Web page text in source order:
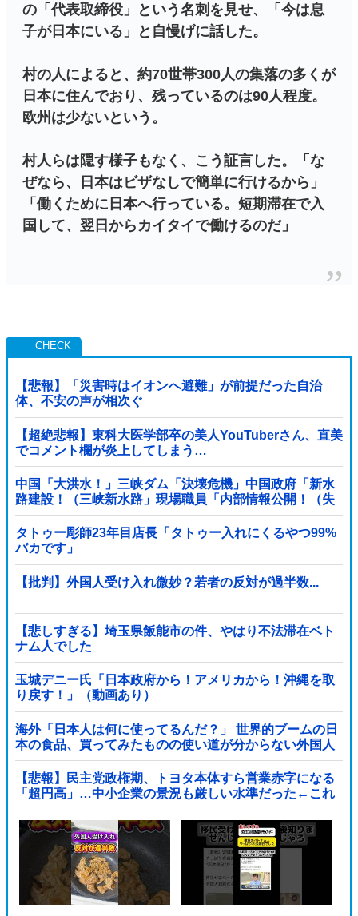
の「代表取締役」という名刺を見せ、「今は息
子が日本にいる」と自慢げに話した。
村の人によると、約70世帯300人の集落の多くが
日本に住んでおり、残っているのは90人程度。
欧州は少ないという。
村人らは隠す様子もなく、こう証言した。「な
ぜなら、日本はビザなしで簡単に行けるから」
「働くために日本へ行っている。短期滞在で入
国して、翌日からカイタイで働けるのだ」
【悲報】「災害時はイオンへ避難」が前提だった自治
体、不安の声が相次ぐ
【超絶悲報】東科大医学部卒の美人YouTuberさん、直美
でコメント欄が炎上してしまう…
中国「大洪水！」三峡ダム「決壊危機」中国政府「新水
路建設！（三峡新水路」現場職員「内部情報公開！（失
踪」湖南省「三峡放流情報（画像」台風13号「...
タトゥー彫師23年目店長「タトゥー入れにくるやつ99%
バカです」
【批判】外国人受け入れ微妙？若者の反対が過半数...
【悲しすぎる】埼玉県飯能市の件、やはり不法滞在ベト
ナム人でした
玉城デニー氏「日本政府から！アメリカから！沖縄を取
り戻す！」（動画あり）
海外「日本人は何に使ってるんだ？」 世界的ブームの日
本の食品、買ってみたものの使い道が分からない外国人
が続出
【悲報】民主党政権期、トヨタ本体すら営業赤字になる
「超円高」…中小企業の景況も厳しい水準だった←これ
エグいよな他